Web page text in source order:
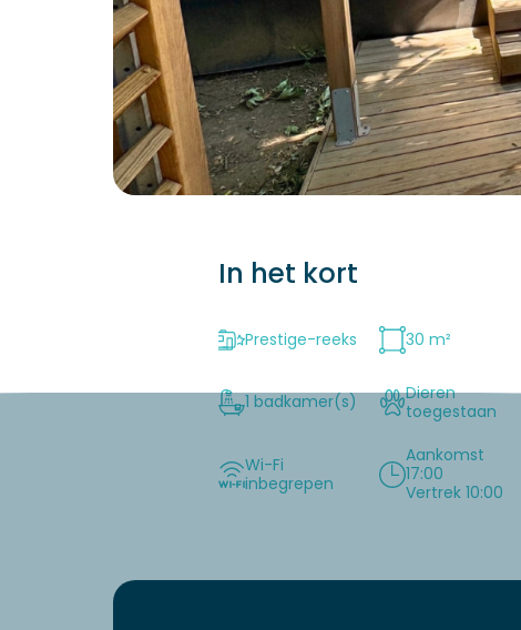
In het kort
Prestige-reeks 30 m²
1 badkamer(s)
Dieren
toegestaan
Wi-Fi
inbegrepen
Aankomst
17:00
Vertrek 10:00